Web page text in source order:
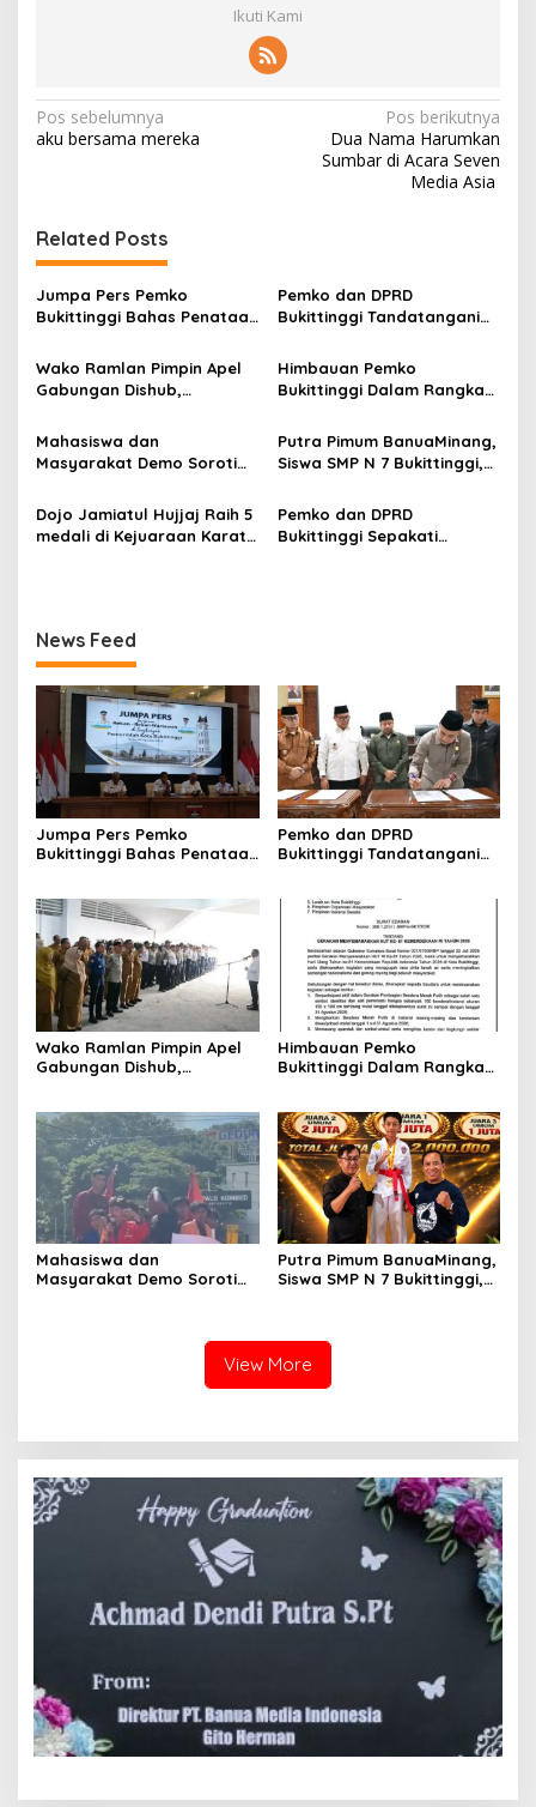
Ikuti Kami
N
a
i
g
a
s
i
p
s
Pos sebelumnya
aku bersama mereka
Pos berikutnya
Dua Nama Harumkan
Sumbar di Acara Seven
Media Asia
Related Posts
Jumpa Pers Pemko
Bukittinggi Bahas Penataan
Kampus UFDK
Pemko dan DPRD
Bukittinggi Tandatangani
Perubahan KUA-PPAS APBD
2026
Wako Ramlan Pimpin Apel
Gabungan Dishub,
Persiapan Angkutan Gratis
Pelajar
Himbauan Pemko
Bukittinggi Dalam Rangka
Tahun ke-81 Kemerdekaan
Republik Indonesia
Mahasiswa dan
Masyarakat Demo Soroti
PP, GMNI Bukittinggi
Kecewa Wali Kota dan
DPRD Tak Hadir Temui
Putra Pimum BanuaMinang,
Siswa SMP N 7 Bukittinggi,
Festival Komite Pemula
Berat 40 Kg dalam
Kejuaraan Karate Jam
Dojo Jamiatul Hujjaj Raih 5
medali di Kejuaraan Karate
Pemko dan DPRD
Bukittinggi Sepakati
News Feed
Jumpa Pers Pemko
Bukittinggi Bahas Penataan
Pemko dan DPRD
Bukittinggi Tandatangani
2026
Wako Ramlan Pimpin Apel
Gabungan Dishub,
Pelajar
Himbauan Pemko
Bukittinggi Dalam Rangka
Republik Indonesia
Mahasiswa dan
Masyarakat Demo Soroti
Putra Pimum BanuaMinang,
Siswa SMP N 7 Bukittinggi,
Kejuaraan Karate Jam
Gadang Inkanas Bukittinggi
View More